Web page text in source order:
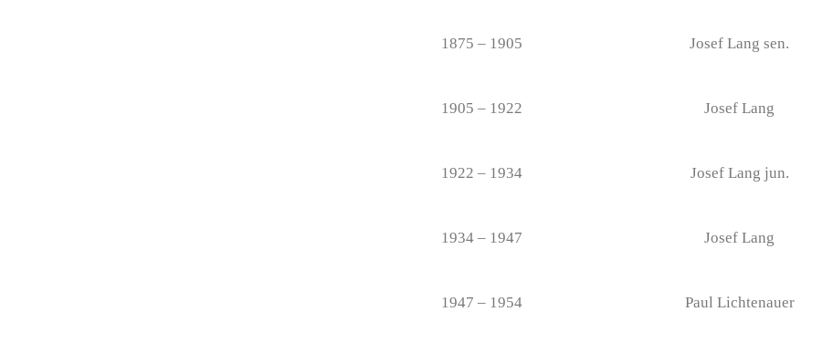
1875 – 1905 Josef Lang sen.
1905 – 1922 Josef Lang
1922 – 1934 Josef Lang jun.
1934 – 1947 Josef Lang
1947 – 1954 Paul Lichtenauer